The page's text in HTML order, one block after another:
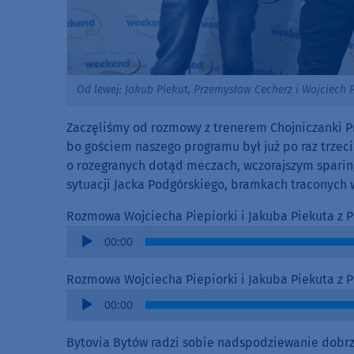
Od lewej: Jakub Piekut, Przemysław Cecherz i
Zaczęliśmy od rozmowy z trenerem Chojniczanki
bo gościem naszego programu był już po raz
o rozegranych dotąd meczach, wczorajszym
sytuacji Jacka Podgórskiego, bramkach
Rozmowa Wojciecha Piepiorki i Jakuba Piekuta z
Audio
00:00
Rozmowa Wojciecha Piepiorki i Jakuba Piekuta z
Audio
00:00
Bytovia Bytów radzi sobie nadspodziewanie